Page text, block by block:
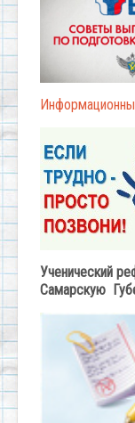
Ученический
Самарскую